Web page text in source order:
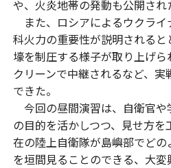
や、火炎地帯の発動も公開され
また、ロシアによるウクライ
科火力の重要性が説明される
壕を制圧する様子が取り上げ
クリーンで中継されるなど、
できた。
今回の昼間演習は、自衛官や
の目的を活かしつつ、見せ方
在の陸上自衛隊が島嶼部でど
を垣間見ることのできる、大変